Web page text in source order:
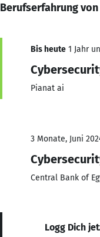
Berufserfahrung
Bis heute 1 Jahr
Pianat ai
3 Monate, Juni
Central Bank of
Logg Dich